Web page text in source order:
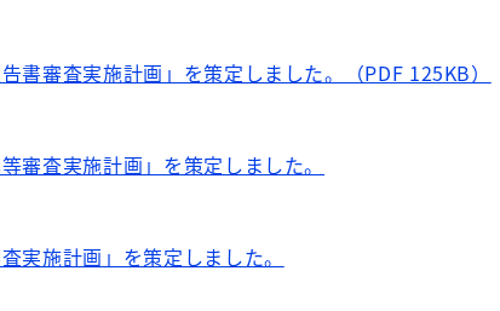
書審査実施計画」を策定しました。（PDF 125KB）
審査実施計画」を策定しました。
実施計画」を策定しました。